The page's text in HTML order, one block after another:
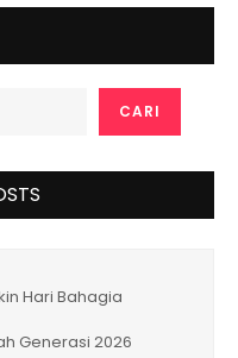
CARI
Hari Bahagia
Generasi 2026